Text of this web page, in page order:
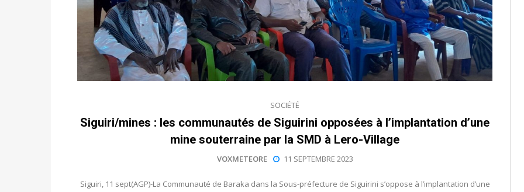
SOCIÉTÉ
Siguiri/mines : les communautés de Siguirini opposées à l’implantation d’une
mine souterraine par la SMD à Lero-Village
VOXMETEORE 11 SEPTEMBRE 2023
Siguiri, 11 sept(AGP)-La Communauté de Baraka dans la Sous-préfecture de Siguirini s’oppose à l’implantation d’une